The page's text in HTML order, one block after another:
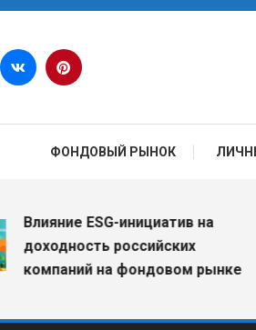
Перейти к содержимому
ФОНДОВЫЙ РЫНОК
ESG-инициатив на
российских
на фондовом рынке